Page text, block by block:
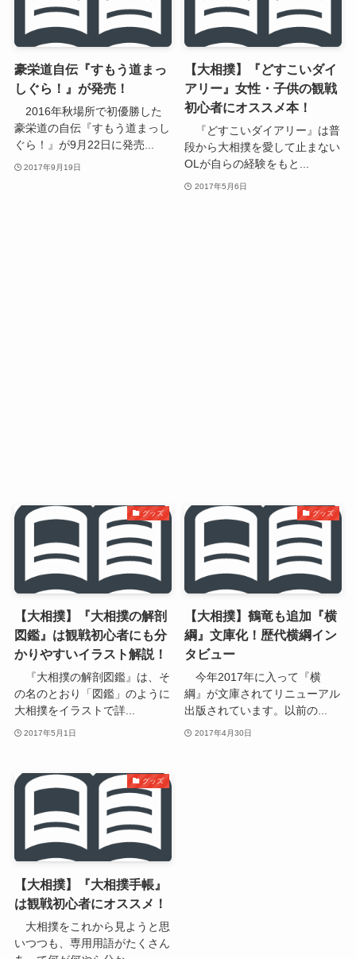
豪栄道自伝『すもう道まっ
しぐら！』が発売！
2016年秋場所で初優勝した
豪栄道の自伝『すもう道まっし
ぐら！』が9月22日に発売...
2017年9月19日
【大相撲】『どすこいダイ
アリー』女性・子供の観戦
初心者にオススメ本！
『どすこいダイアリー』は普
段から大相撲を愛して止まない
OLが自らの経験をもと...
2017年5月6日
グッズ
【大相撲】『大相撲の解剖
図鑑』は観戦初心者にも分
かりやすいイラスト解説！
『大相撲の解剖図鑑』は、そ
の名のとおり「図鑑」のように
大相撲をイラストで詳...
2017年5月1日
グッズ
【大相撲】鶴竜も追加『横
綱』文庫化！歴代横綱イン
タビュー
今年2017年に入って『横
綱』が文庫されてリニューアル
出版されています。以前の...
2017年4月30日
グッズ
【大相撲】『大相撲手帳』
は観戦初心者にオススメ！
大相撲をこれから見ようと思
いつつも、専用用語がたくさん